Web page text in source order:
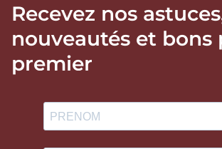
Recevez nos
nouveautés et bons
premier